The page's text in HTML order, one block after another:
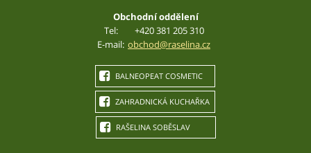
Obchodní oddělení
Tel:
+420 381 205 310
E-mail: obchod@raselina.cz
BALNEOPEAT COSMETIC
ZAHRADNICKÁ KUCHAŘKA
RAŠELINA SOBĚSLAV